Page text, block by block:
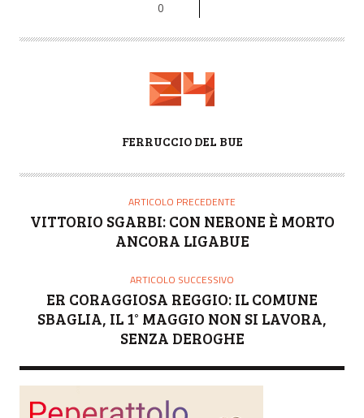
0
T
FERRUCCIO DEL BUE
ARTICOLO PRECEDENTE
VITTORIO SGARBI: CON NERONE È MORTO
ANCORA LIGABUE
ARTICOLO SUCCESSIVO
ER CORAGGIOSA REGGIO: IL COMUNE
SBAGLIA, IL 1° MAGGIO NON SI LAVORA,
SENZA DEROGHE